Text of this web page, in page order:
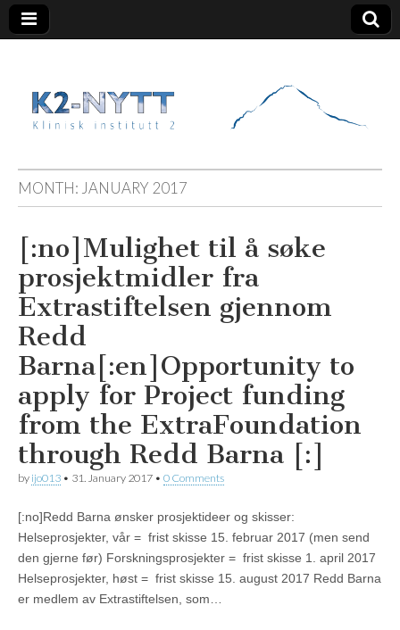
K2 Nytt
MONTH: JANUARY 2017
[:no]Mulighet til å søke
prosjektmidler fra
Extrastiftelsen gjennom
Redd
Barna[:en]Opportunity to
apply for Project funding
from the ExtraFoundation
through Redd Barna [:]
by ijo013 • 31. January 2017 • 0 Comments
[:no]Redd Barna ønsker prosjektideer og skisser:
Helseprosjekter, vår = frist skisse 15. februar 2017 (men send
den gjerne før) Forskningsprosjekter = frist skisse 1. april 2017
Helseprosjekter, høst = frist skisse 15. august 2017 Redd Barna
er medlem av Extrastiftelsen, som…